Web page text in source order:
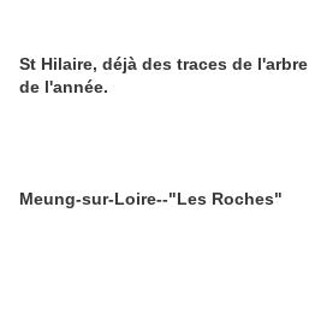
St Hilaire, déjà des traces de l'arbre
de l'année.
Meung-sur-Loire--"Les Roches"